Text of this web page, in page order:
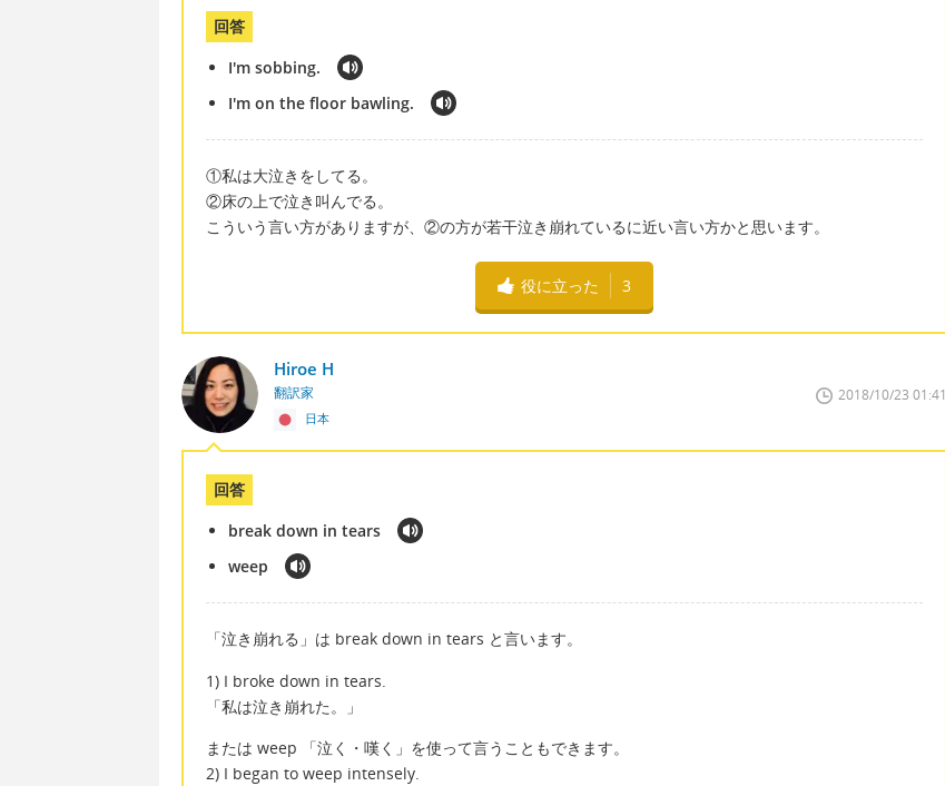
回答
I'm sobbing.
I'm on the floor bawling.
①私は大泣きをしてる。
②床の上で泣き叫んでる。
こういう言い方がありますが、②の方が若干泣き崩れているに近い言い方かと思います。
役に立った 3
Hiroe H
翻訳家
日本
2018/10/23 01:41
回答
break down in tears
weep
「泣き崩れる」は break down in tears と言います。
1) I broke down in tears.
「私は泣き崩れた。」
または weep 「泣く・嘆く」を使って言うこともできます。
2) I began to weep intensely.